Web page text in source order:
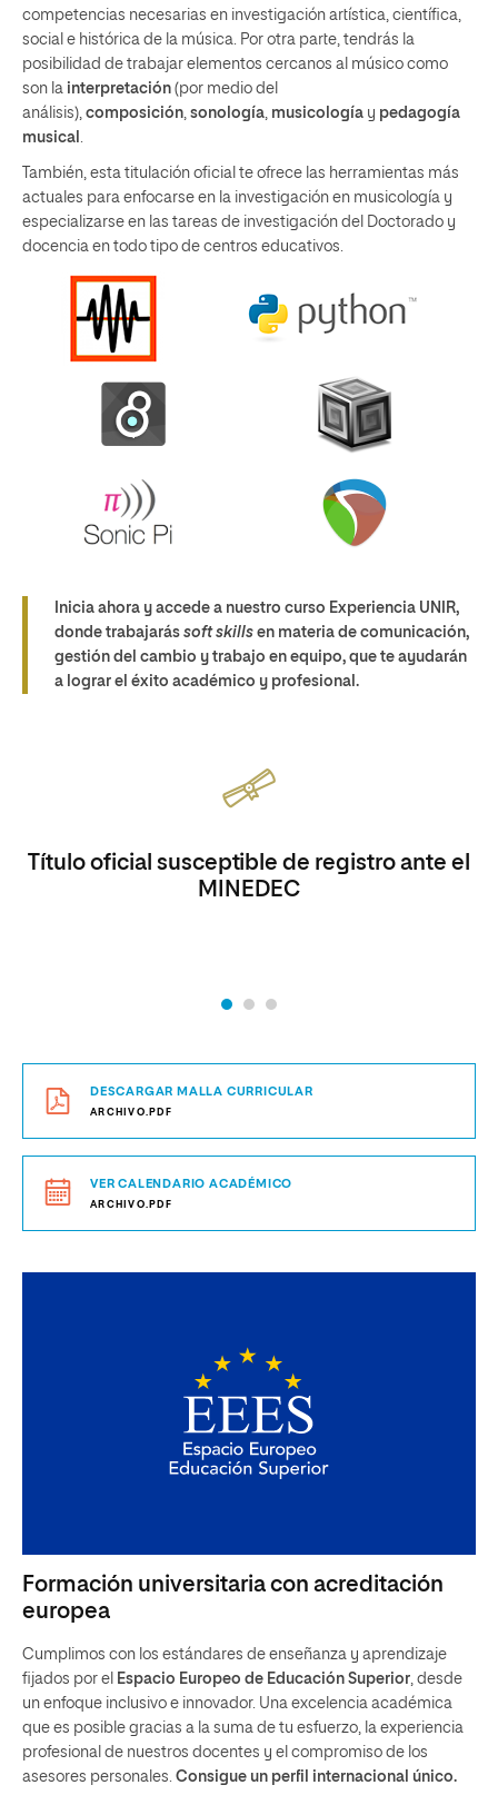
competencias necesarias en investigación artística, científica,
social e histórica de la música. Por otra parte, tendrás la
posibilidad de trabajar elementos cercanos al músico como
son la interpretación (por medio del
análisis), composición, sonología, musicología y pedagogía
musical .
También, esta titulación oficial te ofrece las herramientas más
actuales para enfocarse en la investigación en musicología y
especializarse en las tareas de investigación del Doctorado y
docencia en todo tipo de centros educativos.
Inicia ahora y accede a nuestro curso Experiencia UNIR,
donde trabajarás soft skills en materia de comunicación,
gestión del cambio y trabajo en equipo, que te ayudarán
a lograr el éxito académico y profesional.
Título oficial susceptible de registro ante el
MINEDEC
DESCARGAR MALLA CURRICULAR
ARCHIVO.PDF
VER CALENDARIO ACADÉMICO
ARCHIVO.PDF
Formación universitaria con acreditación
europea
Cumplimos con los estándares de enseñanza y aprendizaje
fijados por el Espacio Europeo de Educación Superior, desde
un enfoque inclusivo e innovador. Una excelencia académica
que es posible gracias a la suma de tu esfuerzo, la experiencia
profesional de nuestros docentes y el compromiso de los
asesores personales. Consigue un perfil internacional único.